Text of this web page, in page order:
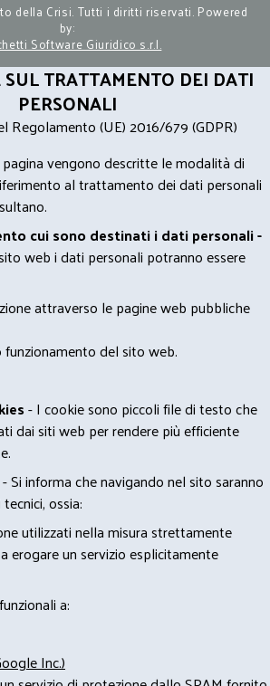
della Crisi. Tutti i diritti riservati. Powered
by:
Software Giuridico s.r.l.
TRATTAMENTO DEI DATI
PERSONALI
Regolamento (UE) 2016/679 (GDPR)
vengono descritte le modalità di
al trattamento dei dati personali
cui sono destinati i dati personali -
web i dati personali potranno essere
attraverso le pagine web pubbliche
del sito web.
- I cookie sono piccoli file di testo che
dai siti web per rendere più efficiente
- Si informa che navigando nel sito saranno
ossia:
utilizzati nella misura strettamente
erogare un servizio esplicitamente
a:
Inc.)